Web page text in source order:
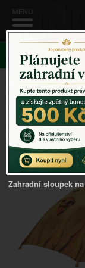
Venkovský
surikata
Zahradní sloupek